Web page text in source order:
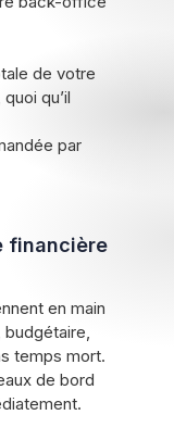
de votre
qu’il
par
financière
en main
temps mort.
de bord